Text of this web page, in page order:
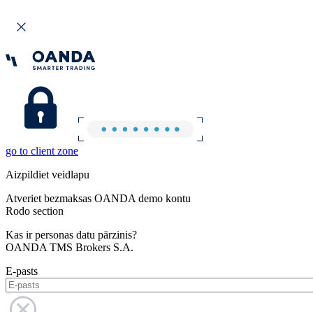
go to client zone
Aizpildiet veidlapu
Atveriet bezmaksas OANDA demo kontu
Rodo section
Kas ir personas datu pārzinis?
OANDA TMS Brokers S.A.
E-pasts